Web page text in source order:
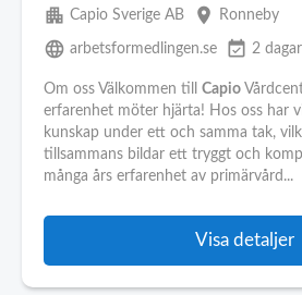
apartment Capio Sverige AB place Ronneby
language arbetsformedlingen.se event_available 2
Om oss Välkommen till Capio
erfarenhet möter hjärta! Hos oss har
kunskap under ett och samma tak,
tillsammans bildar ett tryggt och
många års erfarenhet av primärvård...
Visa detaljer